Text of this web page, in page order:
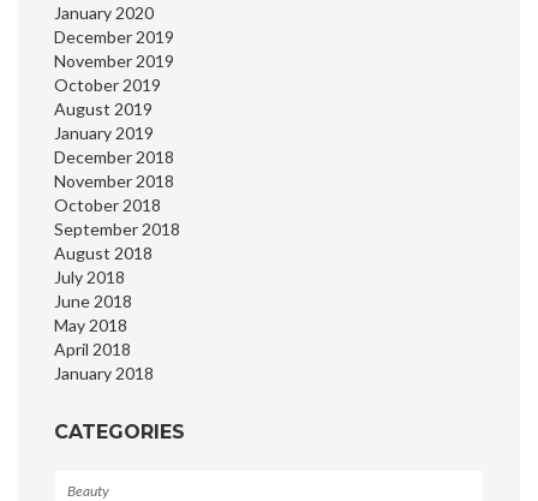
January 2020
December 2019
November 2019
October 2019
August 2019
January 2019
December 2018
November 2018
October 2018
September 2018
August 2018
July 2018
June 2018
May 2018
April 2018
January 2018
CATEGORIES
Beauty